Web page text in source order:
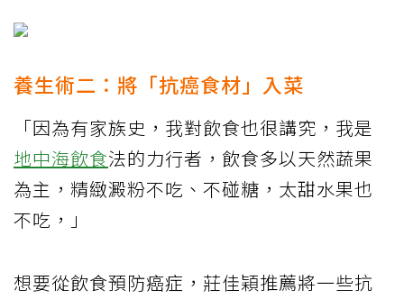
養生術二：將「抗癌食材」入菜
「因為有家族史，我對飲食也很講究，我是
地中海飲食法的力行者，飲食多以天然蔬果
為主，精緻澱粉不吃、不碰糖，太甜水果也
不吃，」
想要從飲食預防癌症，莊佳穎推薦將一些抗